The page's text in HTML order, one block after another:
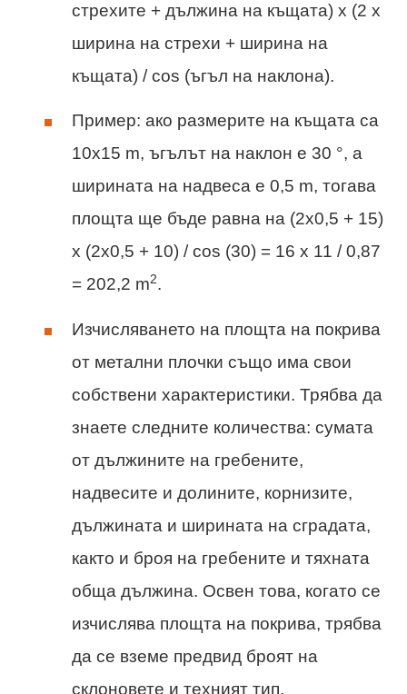
стрехите + дължина на къщата) x (2 x
ширина на стрехи + ширина на
къщата) / cos (ъгъл на наклона).
Пример: ако размерите на къщата са
10x15 m, ъгълът на наклон е 30 °, а
ширината на надвеса е 0,5 m, тогава
площта ще бъде равна на (2x0,5 + 15)
x (2x0,5 + 10) / cos (30) = 16 x 11 / 0,87
= 202,2 m2.
Изчисляването на площта на покрива
от метални плочки също има свои
собствени характеристики. Трябва да
знаете следните количества: сумата
от дължините на гребените,
надвесите и долините, корнизите,
дължината и ширината на сградата,
както и броя на гребените и тяхната
обща дължина. Освен това, когато се
изчислява площта на покрива, трябва
да се вземе предвид броят на
склоновете и техният тип.